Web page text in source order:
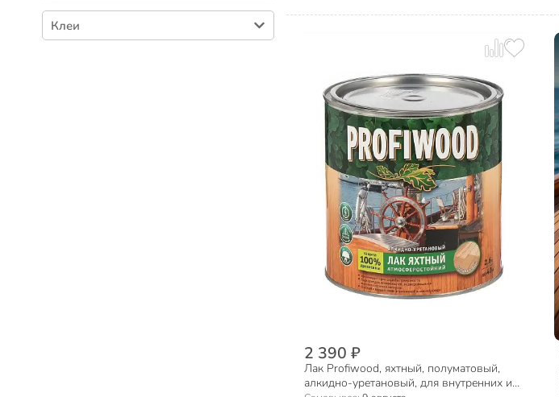
Клеи
2 390 ₽
Лак Profiwood, яхтный, полуматовый,
алкидно-уретановый, для внутренних и